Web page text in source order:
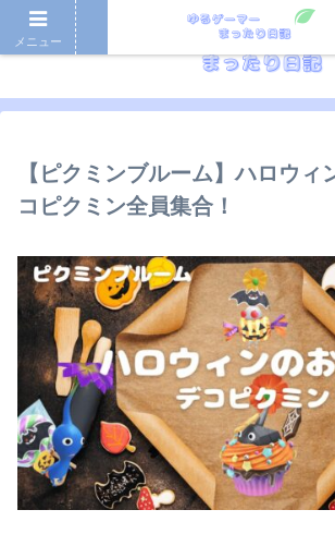
【ピクミンブルーム】ハロウィ
コピクミン全員集合！
メニュー